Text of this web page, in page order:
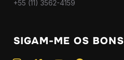
+55 (11) 3562-4159
SIGAM-ME OS BONS